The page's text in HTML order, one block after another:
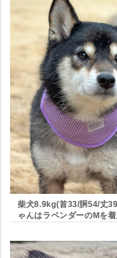
柴犬8.9kg(首33/胴54/丈
ゃんはラベンダーのMを着